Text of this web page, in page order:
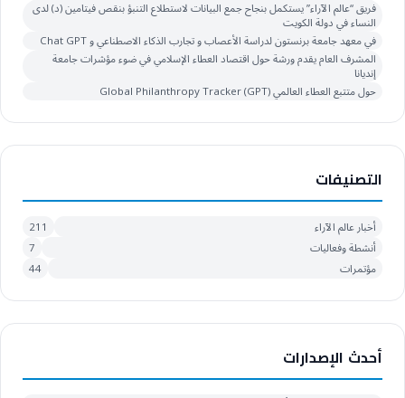
فريق “عالم الآراء” يستكمل بنجاح جمع البيانات لاستطلاع التنبؤ بنقص فيتامين (د) لدى
النساء في دولة الكويت
في معهد جامعة برنستون لدراسة الأعصاب و تجارب الذكاء الاصطناعي و Chat GPT
المشرف العام يقدم ورشة حول اقتصاد العطاء الإسلامي في ضوء مؤشرات جامعة
إنديانا
حول متتبع العطاء العالمي Global Philanthropy Tracker (GPT)
التصنيفات
أخبار عالم الآراء
211
أنشطة وفعاليات
7
مؤتمرات
44
أحدث الإصدارات